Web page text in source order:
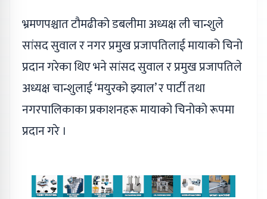
भ्रमणपश्चात टौमढीको डबलीमा अध्यक्ष ली चान्शुले
सांसद सुवाल र नगर प्रमुख प्रजापतिलाई मायाको चिनो
प्रदान गरेका थिए भने सांसद सुवाल र प्रमुख प्रजापतिले
अध्यक्ष चान्शुलाई ‘मयुरको झ्याल’ र पार्टी तथा
नगरपालिकाका प्रकाशनहरू मायाको चिनोको रूपमा
प्रदान गरे ।